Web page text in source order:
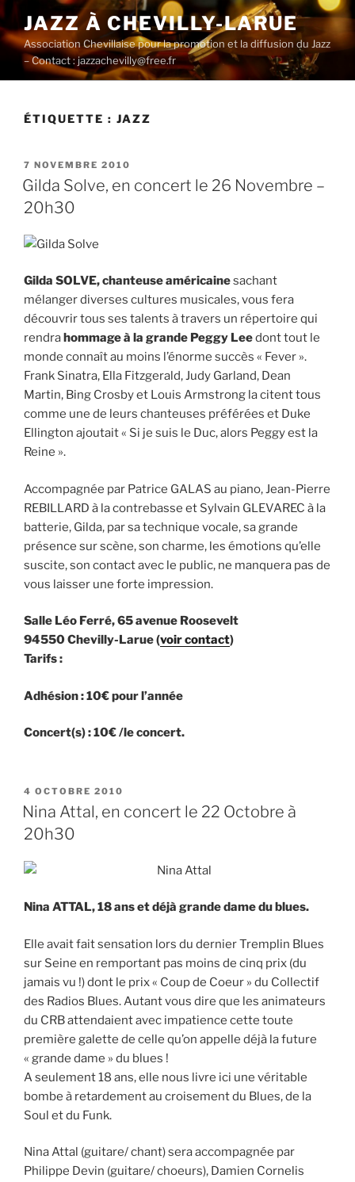
au
contenu
principal
JAZZ À CHEVILLY-LARUE
Association Chevillaise pour la promotion et la diffusion du Jazz
– Contact : jazzachevilly@free.fr
ÉTIQUETTE : JAZZ
PUBLIÉ
LE
7 NOVEMBRE 2010
Gilda Solve, en concert le 26 Novembre –
20h30
Gilda SOLVE, chanteuse américainesachant
mélanger diverses cultures musicales, vous fera
découvrir tous ses talents à travers un répertoire qui
rendrahommage à la grande Peggy Leedont tout le
monde connaît au moins l’énorme succès « Fever ».
Frank Sinatra, Ella Fitzgerald, Judy Garland, Dean
Martin, Bing Crosby et Louis Armstrong la citent tous
comme une de leurs chanteuses préférées et Duke
Ellington ajoutait « Si je suis le Duc, alors Peggy est la
Reine ».
Accompagnée par Patrice GALAS au piano, Jean-Pierre
REBILLARD à la contrebasse et Sylvain GLEVAREC à la
batterie, Gilda, par sa technique vocale, sa grande
présence sur scène, son charme, les émotions qu’elle
suscite, son contact avec le public, ne manquera pas de
vous laisser une forte impression.
Salle Léo Ferré, 65 avenue Roosevelt
94550 Chevilly-Larue (voir contact)
Tarifs :
Adhésion : 10€ pour l’année
Concert(s) : 10€ /le concert.
PUBLIÉ
LE
4 OCTOBRE 2010
Nina Attal, en concert le 22 Octobre à
20h30
Nina ATTAL, 18 ans et déjà grande dame du blues.
Elle avait fait sensation lors du dernier Tremplin Blues
sur Seine en remportant pas moins de cinq prix (du
jamais vu !) dont le prix « Coup de Coeur » du Collectif
des Radios Blues. Autant vous dire que les animateurs
du CRB attendaient avec impatience cette toute
première galette de celle qu’on appelle déjà la future
« grande dame » du blues !
A seulement 18 ans, elle nous livre ici une véritable
bombe à retardement au croisement du Blues, de la
Soul et du Funk.
Nina Attal (guitare/ chant) sera accompagnée par
Philippe Devin (guitare/ choeurs), Damien Cornelis